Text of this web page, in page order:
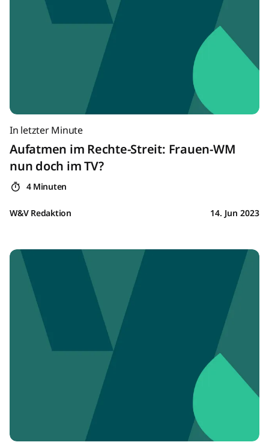
In letzter Minute
Aufatmen im Rechte-Streit: Frauen-WM
nun doch im TV?
4 Minuten
W&V Redaktion 14. Jun 2023